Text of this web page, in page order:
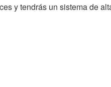
y tendrás un sistema de